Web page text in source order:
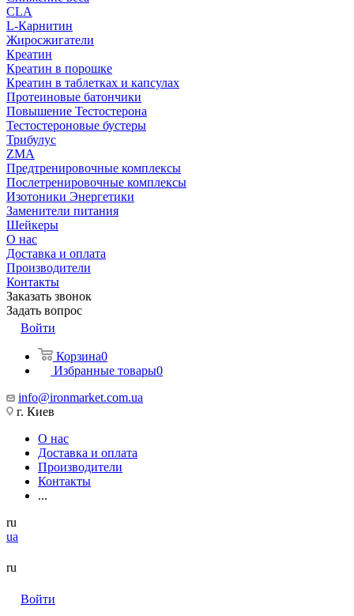
CLA
L-Карнитин
Жиросжигатели
Креатин
Креатин в порошке
Креатин в таблетках и капсулах
Протеиновые батончики
Повышение Тестостерона
Тестостероновые бустеры
Трибулус
ZMA
Предтренировочные комплексы
Послетренировочные комплексы
Изотоники Энергетики
Заменители питания
Шейкеры
О нас
Доставка и оплата
Производители
Контакты
Заказать звонок
Задать вопрос
Войти
Корзина0
Избранные товары0
info@ironmarket.com.ua
г. Киев
О нас
Доставка и оплата
Производители
Контакты
...
ru
ua
ru
Войти